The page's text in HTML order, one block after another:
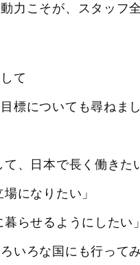
力こそが、スタッフ
て
標についても尋ねまし
、日本で長く働きた
になりたい」
らせるようにしたい」
いろな国にも行ってみ